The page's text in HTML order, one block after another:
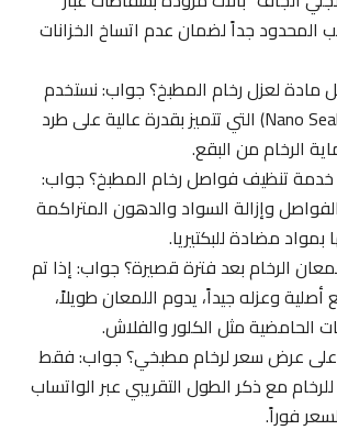
جداً لضمان عدم اتساخ الخزانات
لعزل رخام المطبخ؟ جواب: نستخدم
مادة النانو سيلر (Nano Sealer) التي تتميز بقدرة عالية على طرد
الرخام من البقع.
تنظيف فواصل رخام المطبخ؟ جواب:
وإزالة السواد والدهون المتراكمة
مضادة للبكتيريا.
الرخام بعد فترة قصيرة؟ جواب: إذا تم
وعزله جيداً، يدوم اللمعان طويلاً،
مثل الكلور والفلاش.
عرض سعر لرخام مطبخي؟ جواب: فقط
مع ذكر الطول التقريبي عبر الواتساب
فوراً.